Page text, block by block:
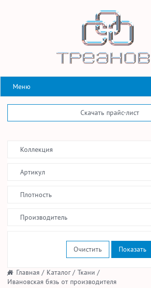
Меню
Скачать прайс-лист
/ Главная / Каталог/ Ткани /
Ивановская бязь от производителя
Коллекция
Артикул
Плотность
Производитель
Очистить